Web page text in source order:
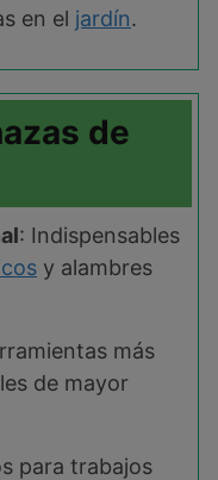
en el jardín.
de
: Indispensables
y alambres
más
de mayor
para trabajos